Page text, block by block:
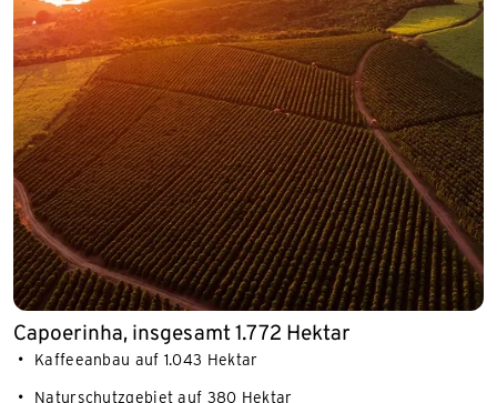
Capoerinha, insgesamt 1.772 Hektar
Kaffeeanbau auf 1.043 Hektar
Naturschutzgebiet auf 380 Hektar